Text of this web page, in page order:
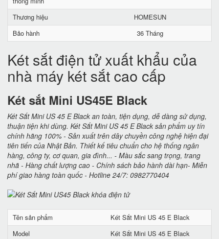
Thương hiệu
HOMESUN
Bảo hành
36 Tháng
Két sắt điện tử xuất khẩu của
nhà máy két sắt cao cấp
Két sắt Mini US45E Black
Két Sắt Mini US 45 E Black an toàn, tiện dụng, dễ dàng sử dụng,
thuận tiện khi dùng. Két Sắt Mini US 45 E Black sản phẩm uy tín
chính hãng 100% - Sản xuất trên dây chuyền công nghệ hiện đại
tiên tiến của Nhật Bản. Thiết kế tiêu chuẩn cho hệ thống ngân
hàng, công ty, cơ quan, gia đình... - Màu sắc sang trọng, trang
nhã - Hàng chất lượng cao - Chính sách bảo hành dài hạn- Miễn
phí giao hàng toàn quốc - Hotline 24/7: 0982770404
Tên sản phẩm
Két Sắt Mini US 45 E Black
Model
Két Sắt Mini US 45 E Black